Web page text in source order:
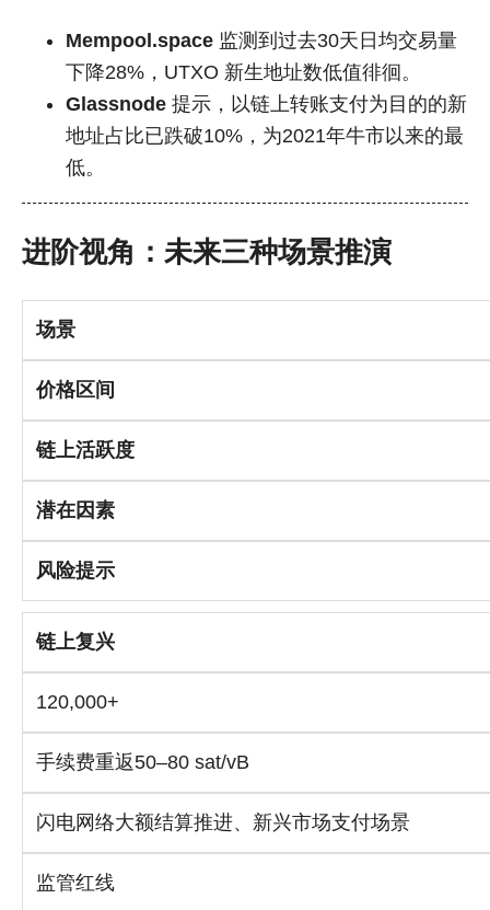
Mempool.space 监测到过去30天日均交易量
下降28%，UTXO 新生地址数低值徘徊。
Glassnode 提示，以链上转账支付为目的的新
地址占比已跌破10%，为2021年牛市以来的最
低。
进阶视角：未来三种场景推演
场景
价格区间
链上活跃度
潜在因素
风险提示
链上复兴
120,000+
手续费重返50–80 sat/vB
闪电网络大额结算推进、新兴市场支付场景
监管红线